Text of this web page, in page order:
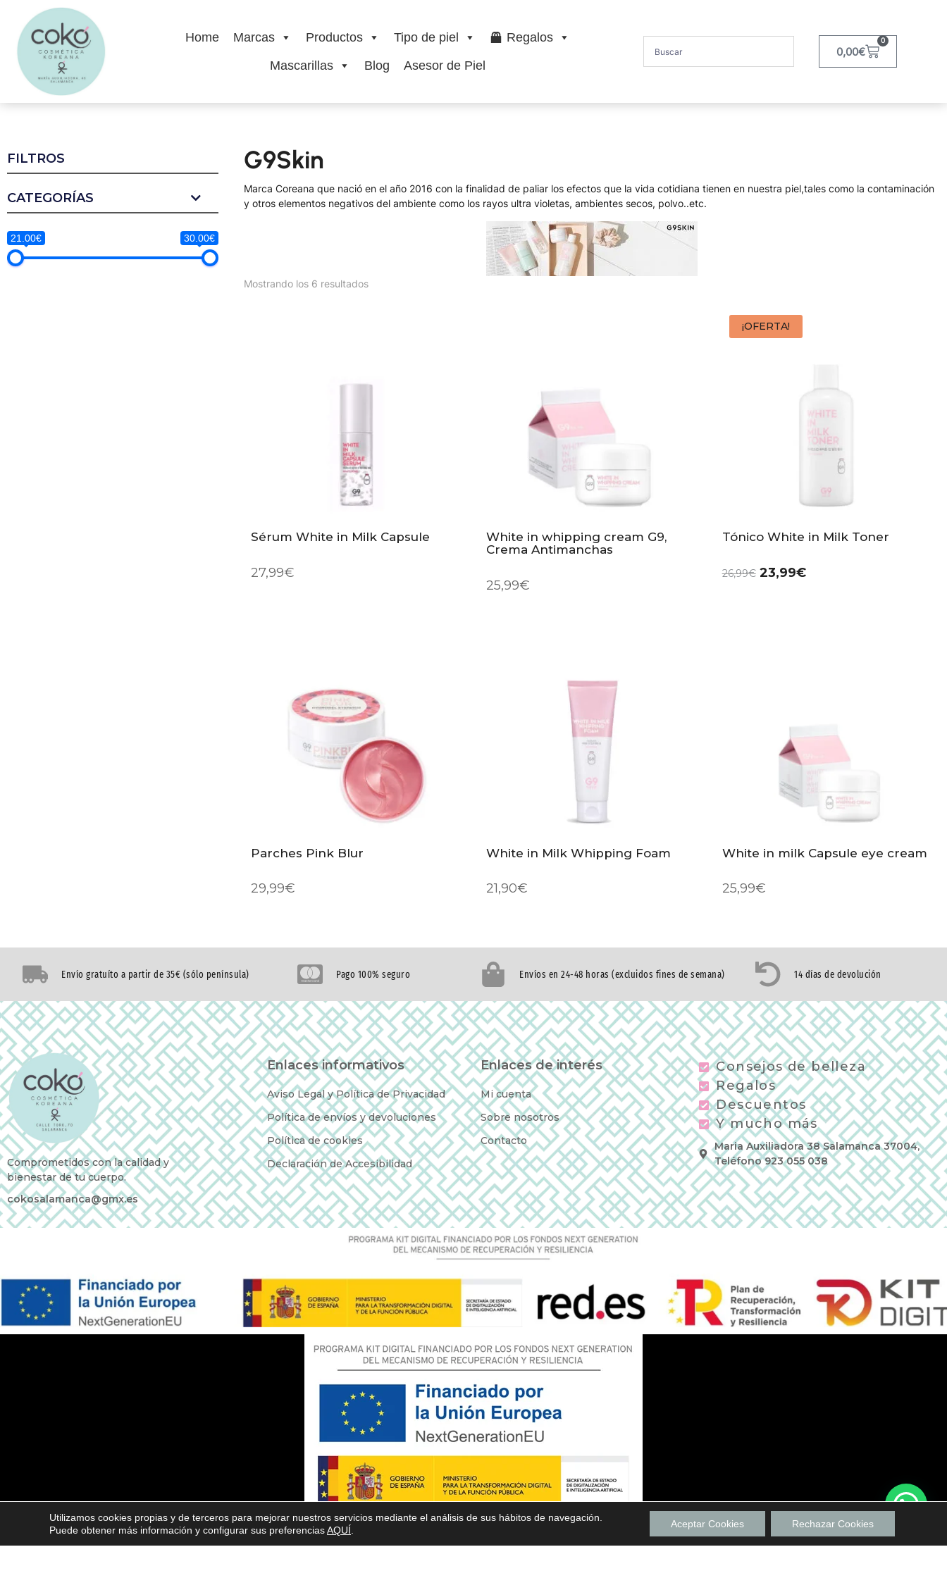
Home Marcas Productos Tipo de piel
Regalos
Mascarillas
Blog Asesor de Piel
0,00€
0
FILTROS
CATEGORÍAS
21.00€ 30.00€
G9Skin
Marca Coreana que nació en el año 2016 con la finalidad de paliar los efectos que la vida cotidiana tienen en nuestra piel,tales como la contaminación
y otros elementos negativos del ambiente como los rayos ultra violetas, ambientes secos, polvo..etc.
Mostrando los 6 resultados
Sérum White in Milk Capsule
27,99€
White in whipping cream G9,
Crema Antimanchas
25,99€
¡OFERTA!
Tónico White in Milk Toner
26,99€ 23,99€
Parches Pink Blur
29,99€
White in Milk Whipping Foam
21,90€
White in milk Capsule eye cream
25,99€
Envío gratuíto a partir de 35€ (sólo península) Pago 100% seguro Envíos en 24-48 horas (excluidos fines de semana) 14 días de devolución
Comprometidos con la calidad y
bienestar de tu cuerpo.
cokosalamanca@gmx.es
Enlaces informativos
Aviso Legal y Política de Privacidad
Política de envíos y devoluciones
Política de cookies
Declaración de Accesibilidad
Enlaces de interés
Mi cuenta
Sobre nosotros
Contacto
Consejos de belleza
Regalos
Descuentos
Y mucho más
Maria Auxiliadora 38 Salamanca 37004,
Teléfono 923 055 038
Utilizamos cookies propias y de terceros para mejorar nuestros servicios mediante el análisis de sus hábitos de navegación.
Puede obtener más información y configurar sus preferenciasAQUÍ
Aceptar Cookies Rechazar Cookies